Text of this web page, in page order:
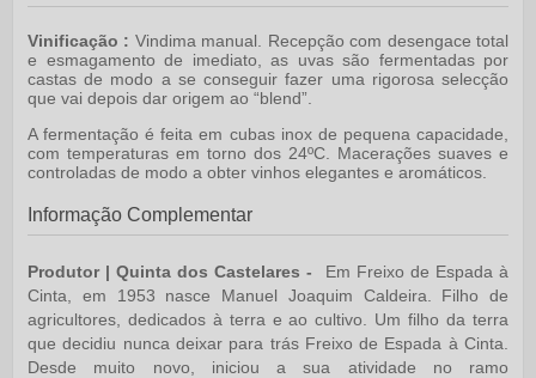
Vinificação : Vindima manual. Recepção com desengace total
e esmagamento de imediato, as uvas são fermentadas por
castas de modo a se conseguir fazer uma rigorosa selecção
que vai depois dar origem ao “blend”.
A fermentação é feita em cubas inox de pequena capacidade,
com temperaturas em torno dos 24ºC. Macerações suaves e
controladas de modo a obter vinhos elegantes e aromáticos.
Informação Complementar
Produtor | Quinta dos Castelares -
Em Freixo de Espada à
Cinta, em 1953
nasce Manuel Joaquim Caldeira. Filho de
agricultores, dedicados à terra e ao cultivo. Um filho da terra
que decidiu nunca deixar para trás Freixo de Espada à Cinta.
Desde muito novo, iniciou a sua atividade no ramo